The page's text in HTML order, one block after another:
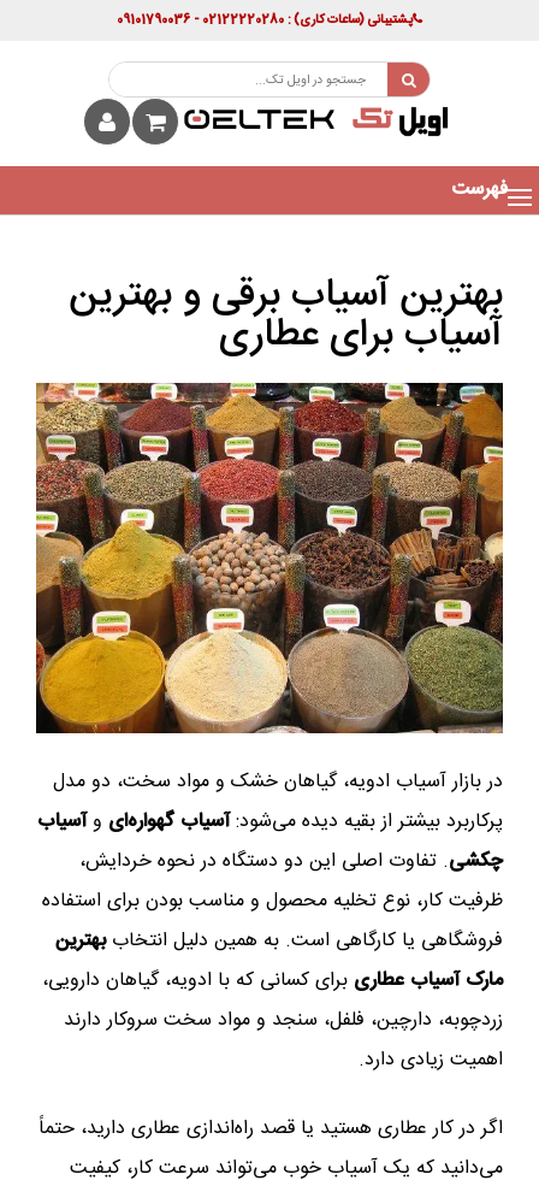
پشتیبانی(ساعات کاری): 02122220280 - 09101790036
فهرست
بهترین آسیاب برقی و بهترین
آسیاب برای عطاری
در بازار آسیاب ادویه، گیاهان خشک و مواد سخت، دو مدل
پرکاربرد بیشتر از بقیه دیده می‌شود:آسیاب گهواره‌ای وآسیاب
چکشی. تفاوت اصلی این دو دستگاه در نحوه خردایش،
ظرفیت کار، نوع تخلیه محصول و مناسب بودن برای استفاده
فروشگاهی یا کارگاهی است. به همین دلیل انتخاببهترین
مارک آسیاب عطاری برای کسانی که با ادویه، گیاهان دارویی،
زردچوبه، دارچین، فلفل، سنجد و مواد سخت سروکار دارند
اهمیت زیادی دارد.
اگر در کار عطاری هستید یا قصد راه‌اندازی عطاری دارید، حتماً
می‌دانید که یک آسیاب خوب می‌تواند سرعت کار، کیفیت